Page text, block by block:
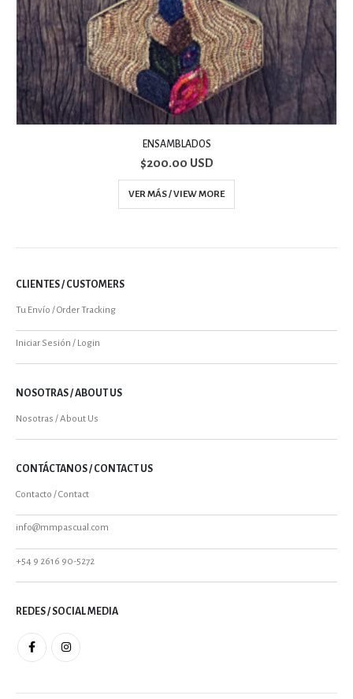
RISTRA DE CÍRCULOS
$170.00 USD
VER MÁS / VIEW MORE
CLIENTES / CUSTOMERS
Tu Envío / Order Tracking
Iniciar Sesión / Login
NOSOTRAS / ABOUT US
Nosotras / About Us
CONTÁCTANOS / CONTACT US
Contacto / Contact
info@mmpascual.com
+54 9 2616 90-5272
REDES / SOCIAL MEDIA